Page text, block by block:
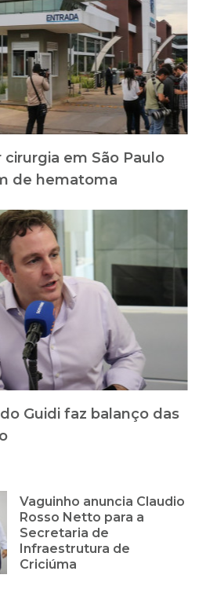
cirurgia em São Paulo
de hematoma
Guidi faz balanço das
Vaguinho anuncia Claudio
Rosso Netto para a
Secretaria de
Infraestrutura de
Criciúma